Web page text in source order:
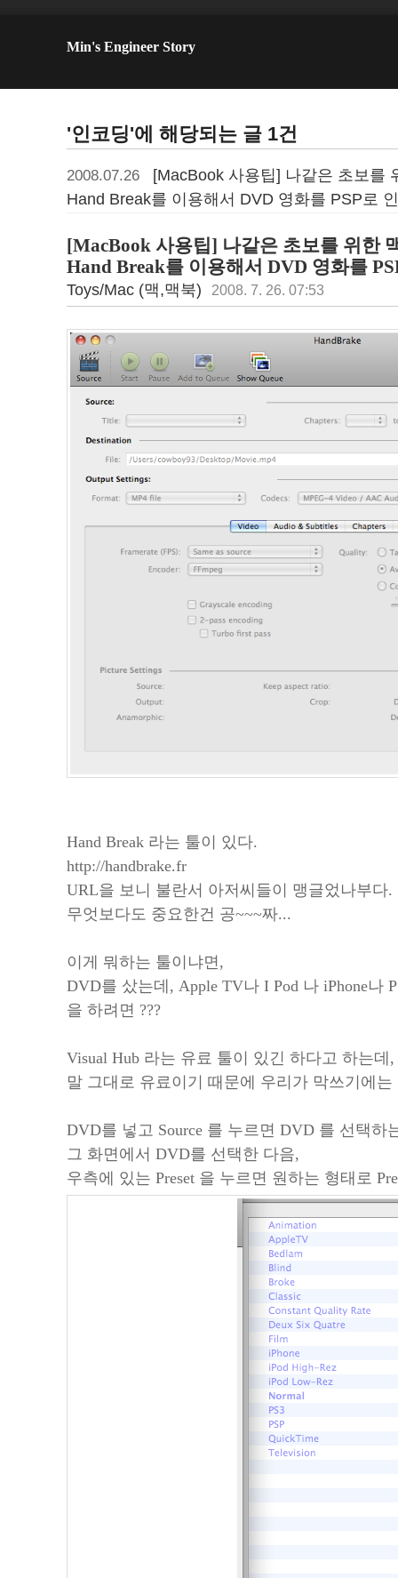
Min's Engineer Story
'인코딩'에 해당되는 글 1건
2008.07.26
[MacBook 사용팁] 나같은 초보를
Hand Break를 이용해서 DVD 영화를 PSP로
[MacBook 사용팁] 나같은 초보를 위한
Hand Break를 이용해서 DVD 영화를
Toys/Mac (맥,맥북) 2008. 7. 26. 07:53
Hand Break 라는 툴이 있다.
http://handbrake.fr
URL을 보니 불란서 아저씨들이 맹글었나부다.
무엇보다도 중요한건 공~~~짜...
이게 뭐하는 툴이냐면,
DVD를 샀는데, Apple TV나 I Pod 나 iPhone나
을 하려면 ???
Visual Hub 라는 유료 툴이 있긴 하다고 하는데,
말 그대로 유료이기 때문에 우리가 막쓰기에는
DVD를 넣고 Source 를 누르면 DVD 를 선택하
그 화면에서 DVD를 선택한 다음,
우측에 있는 Preset 을 누르면 원하는 형태로